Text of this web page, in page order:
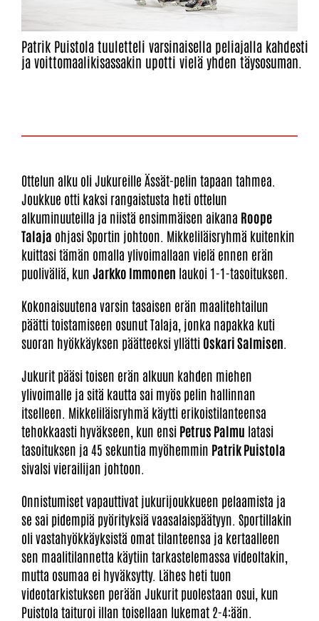
Patrik Puistola tuuletteli varsinaisella peliajalla kahdesti
ja voittomaalikisassakin upotti vielä yhden täysosuman.
Ottelun alku oli Jukureille Ässät-pelin tapaan tahmea.
Joukkue otti kaksi rangaistusta heti ottelun
alkuminuuteilla ja niistä ensimmäisen aikana Roope
Talaja ohjasi Sportin johtoon. Mikkeliläisryhmä kuitenkin
kuittasi tämän omalla ylivoimallaan vielä ennen erän
puoliväliä, kun Jarkko Immonen laukoi 1-1-tasoituksen.
Kokonaisuutena varsin tasaisen erän maalitehtailun
päätti toistamiseen osunut Talaja, jonka napakka kuti
suoran hyökkäyksen päätteeksi yllätti Oskari Salmisen
Jukurit pääsi toisen erän alkuun kahden miehen
ylivoimalle ja sitä kautta sai myös pelin hallinnan
itselleen. Mikkeliläisryhmä käytti erikoistilanteensa
tehokkaasti hyväkseen, kun ensi Petrus Palmu latasi
tasoituksen ja 45 sekuntia myöhemmin Patrik Puistola
sivalsi vierailijan johtoon.
Onnistumiset vapauttivat jukurijoukkueen pelaamista ja
se sai pidempiä pyörityksiä vaasalaispäätyyn. Sportillakin
oli vastahyökkäyksistä omat tilanteensa ja kertaalleen
sen maalitilannetta käytiin tarkastelemassa videoltakin,
mutta osumaa ei hyväksytty. Lähes heti tuon
videotarkistuksen perään Jukurit puolestaan osui, kun
Puistola taituroi illan toisellaan lukemat 2-4:ään.